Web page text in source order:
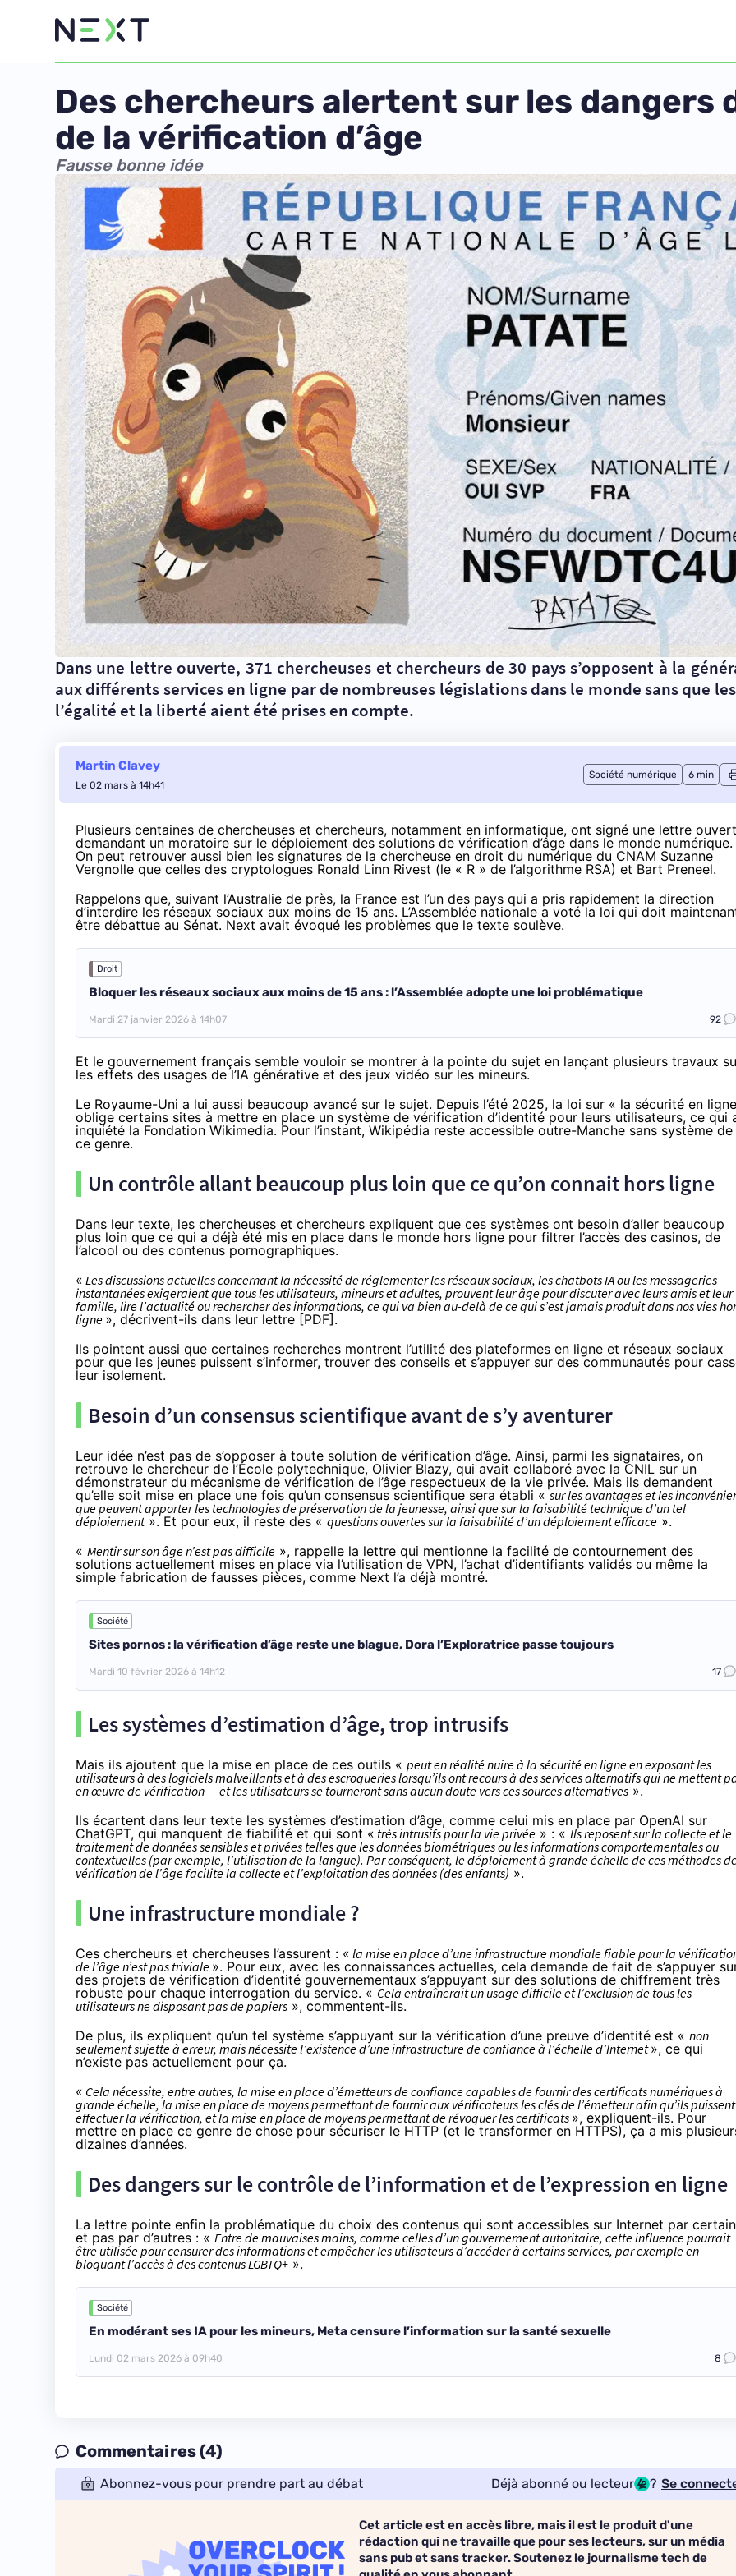
Des chercheurs alertent sur les dangers
de la vérification d’âge
Fausse bonne idée
Dans une lettre ouverte, 371 chercheuses et chercheurs de 30 pays s’opposent à la
aux différents services en ligne par de nombreuses législations dans le monde sans que
l’égalité et la liberté aient été prises en compte.
Martin Clavey
Le 02 mars à 14h41
Société numérique 6 min
Plusieurs centaines de chercheuses et chercheurs, notamment en informatique, ont signé une lettre
demandant un moratoire sur le déploiement des solutions de vérification d’âge dans le monde numérique.
On peut retrouver aussi bien les signatures de la chercheuse en droit du numérique du CNAM Suzanne
Vergnolle que celles des cryptologues Ronald Linn Rivest (le « R » de l’algorithme RSA) et Bart Preneel.
Rappelons que, suivant l’Australie de près, la France est l’un des pays qui a pris rapidement la direction
d’interdire les réseaux sociaux aux moins de 15 ans. L’Assemblée nationale a voté la loi qui doit
être débattue au Sénat. Next avait évoqué les problèmes que le texte soulève.
Droit
Bloquer les réseaux sociaux aux moins de 15 ans : l’Assemblée adopte une loi problématique
Mardi 27 janvier 2026 à 14h07 92
Et le gouvernement français semble vouloir se montrer à la pointe du sujet en lançant plusieurs travaux
les effets des usages de l’IA générative et des jeux vidéo sur les mineurs.
Le Royaume-Uni a lui aussi beaucoup avancé sur le sujet. Depuis l’été 2025, la loi sur « la sécurité en
oblige certains sites à mettre en place un système de vérification d’identité pour leurs utilisateurs, ce qui
inquiété la Fondation Wikimedia. Pour l’instant, Wikipédia reste accessible outre-Manche sans système de
ce genre.
Un contrôle allant beaucoup plus loin que ce qu’on connait hors ligne
Dans leur texte, les chercheuses et chercheurs expliquent que ces systèmes ont besoin d’aller beaucoup
plus loin que ce qui a déjà été mis en place dans le monde hors ligne pour filtrer l’accès des casinos, de
l’alcool ou des contenus pornographiques.
« Les discussions actuelles concernant la nécessité de réglementer les réseaux sociaux, les chatbots IA ou les messageries
instantanées exigeraient que tous les utilisateurs, mineurs et adultes, prouvent leur âge pour discuter avec leurs amis et leur
famille, lire l’actualité ou rechercher des informations, ce qui va bien au-delà de ce qui s’est jamais produit dans nos vies
ligne », décrivent-ils dans leur lettre [PDF].
Ils pointent aussi que certaines recherches montrent l’utilité des plateformes en ligne et réseaux sociaux
pour que les jeunes puissent s’informer, trouver des conseils et s’appuyer sur des communautés pour
leur isolement.
Besoin d’un consensus scientifique avant de s’y aventurer
Leur idée n’est pas de s’opposer à toute solution de vérification d’âge. Ainsi, parmi les signataires, on
retrouve le chercheur de l’École polytechnique, Olivier Blazy, qui avait collaboré avec la CNIL sur un
démonstrateur du mécanisme de vérification de l’âge respectueux de la vie privée. Mais ils demandent
qu’elle soit mise en place une fois qu’un consensus scientifique sera établi «sur les avantages et les
que peuvent apporter les technologies de préservation de la jeunesse, ainsi que sur la faisabilité technique d’un tel
déploiement». Et pour eux, il reste des « questions ouvertes sur la faisabilité d’un déploiement efficace ».
« Mentir sur son âge n’est pas difficile », rappelle la lettre qui mentionne la facilité de contournement des
solutions actuellement mises en place via l’utilisation de VPN, l’achat d’identifiants validés ou même la
simple fabrication de fausses pièces, comme Next l’a déjà montré.
Société
Sites pornos : la vérification d’âge reste une blague, Dora l’Exploratrice passe toujours
Mardi 10 février 2026 à 14h12 17
Les systèmes d’estimation d’âge, trop intrusifs
Mais ils ajoutent que la mise en place de ces outils « peut en réalité nuire à la sécurité en ligne en exposant les
utilisateurs à des logiciels malveillants et à des escroqueries lorsqu’ils ont recours à des services alternatifs qui ne mettent
en œuvre de vérification — et les utilisateurs se tourneront sans aucun doute vers ces sources alternatives ».
Ils écartent dans leur texte les systèmes d’estimation d’âge, comme celui mis en place par OpenAI sur
ChatGPT, qui manquent de fiabilité et qui sont « très intrusifs pour la vie privée » : « Ils reposent sur la collecte et le
traitement de données sensibles et privées telles que les données biométriques ou les informations comportementales ou
contextuelles (par exemple, l’utilisation de la langue). Par conséquent, le déploiement à grande échelle de ces méthodes
vérification de l’âge facilite la collecte et l’exploitation des données (des enfants) ».
Une infrastructure mondiale ?
Ces chercheurs et chercheuses l’assurent : « la mise en place d’une infrastructure mondiale fiable pour la
de l’âge n’est pas triviale ». Pour eux, avec les connaissances actuelles, cela demande de fait de s’appuyer
des projets de vérification d’identité gouvernementaux s’appuyant sur des solutions de chiffrement très
robuste pour chaque interrogation du service. « Cela entraînerait un usage difficile et l’exclusion de tous les
utilisateurs ne disposant pas de papiers », commentent-ils.
De plus, ils expliquent qu’un tel système s’appuyant sur la vérification d’une preuve d’identité est « non
seulement sujette à erreur, mais nécessite l’existence d’une infrastructure de confiance à l’échelle d’Internet», ce qui
n’existe pas actuellement pour ça.
« Cela nécessite, entre autres, la mise en place d’émetteurs de confiance capables de fournir des certificats numériques à
grande échelle, la mise en place de moyens permettant de fournir aux vérificateurs les clés de l’émetteur afin qu’ils puissent
effectuer la vérification, et la mise en place de moyens permettant de révoquer les certificats », expliquent-ils. Pour
mettre en place ce genre de chose pour sécuriser le HTTP (et le transformer en HTTPS), ça a mis
dizaines d’années.
Des dangers sur le contrôle de l’information et de l’expression en ligne
La lettre pointe enfin la problématique du choix des contenus qui sont accessibles sur Internet par
et pas par d’autres : « Entre de mauvaises mains, comme celles d’un gouvernement autoritaire, cette influence pourrait
être utilisée pour censurer des informations et empêcher les utilisateurs d’accéder à certains services, par exemple en
bloquant l’accès à des contenus LGBTQ+ ».
Société
En modérant ses IA pour les mineurs, Meta censure l’information sur la santé sexuelle
Lundi 02 mars 2026 à 09h40 8
Commentaires (4)
Abonnez-vous pour prendre part au débat Déjà abonné ou lecteur ? Se
Cet article est en accès libre, mais il est le produit d'une
rédaction qui ne travaille que pour ses lecteurs, sur un média
sans pub et sans tracker. Soutenez le journalisme tech de